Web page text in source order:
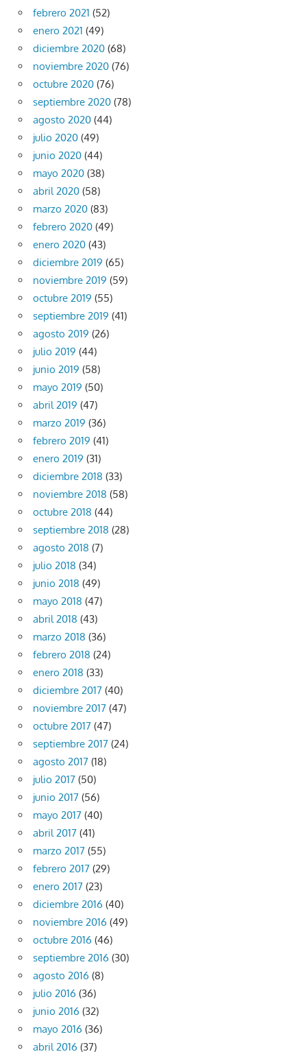
febrero 2021 (52)
enero 2021 (49)
diciembre 2020 (68)
noviembre 2020 (76)
octubre 2020 (76)
septiembre 2020 (78)
agosto 2020 (44)
julio 2020 (49)
junio 2020 (44)
mayo 2020 (38)
abril 2020 (58)
marzo 2020 (83)
febrero 2020 (49)
enero 2020 (43)
diciembre 2019 (65)
noviembre 2019 (59)
octubre 2019 (55)
septiembre 2019 (41)
agosto 2019 (26)
julio 2019 (44)
junio 2019 (58)
mayo 2019 (50)
abril 2019 (47)
marzo 2019 (36)
febrero 2019 (41)
enero 2019 (31)
diciembre 2018 (33)
noviembre 2018 (58)
octubre 2018 (44)
septiembre 2018 (28)
agosto 2018 (7)
julio 2018 (34)
junio 2018 (49)
mayo 2018 (47)
abril 2018 (43)
marzo 2018 (36)
febrero 2018 (24)
enero 2018 (33)
diciembre 2017 (40)
noviembre 2017 (47)
octubre 2017 (47)
septiembre 2017 (24)
agosto 2017 (18)
julio 2017 (50)
junio 2017 (56)
mayo 2017 (40)
abril 2017 (41)
marzo 2017 (55)
febrero 2017 (29)
enero 2017 (23)
diciembre 2016 (40)
noviembre 2016 (49)
octubre 2016 (46)
septiembre 2016 (30)
agosto 2016 (8)
julio 2016 (36)
junio 2016 (32)
mayo 2016 (36)
abril 2016 (37)